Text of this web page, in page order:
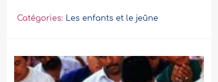
Catégories: Les enfants et le jeûne